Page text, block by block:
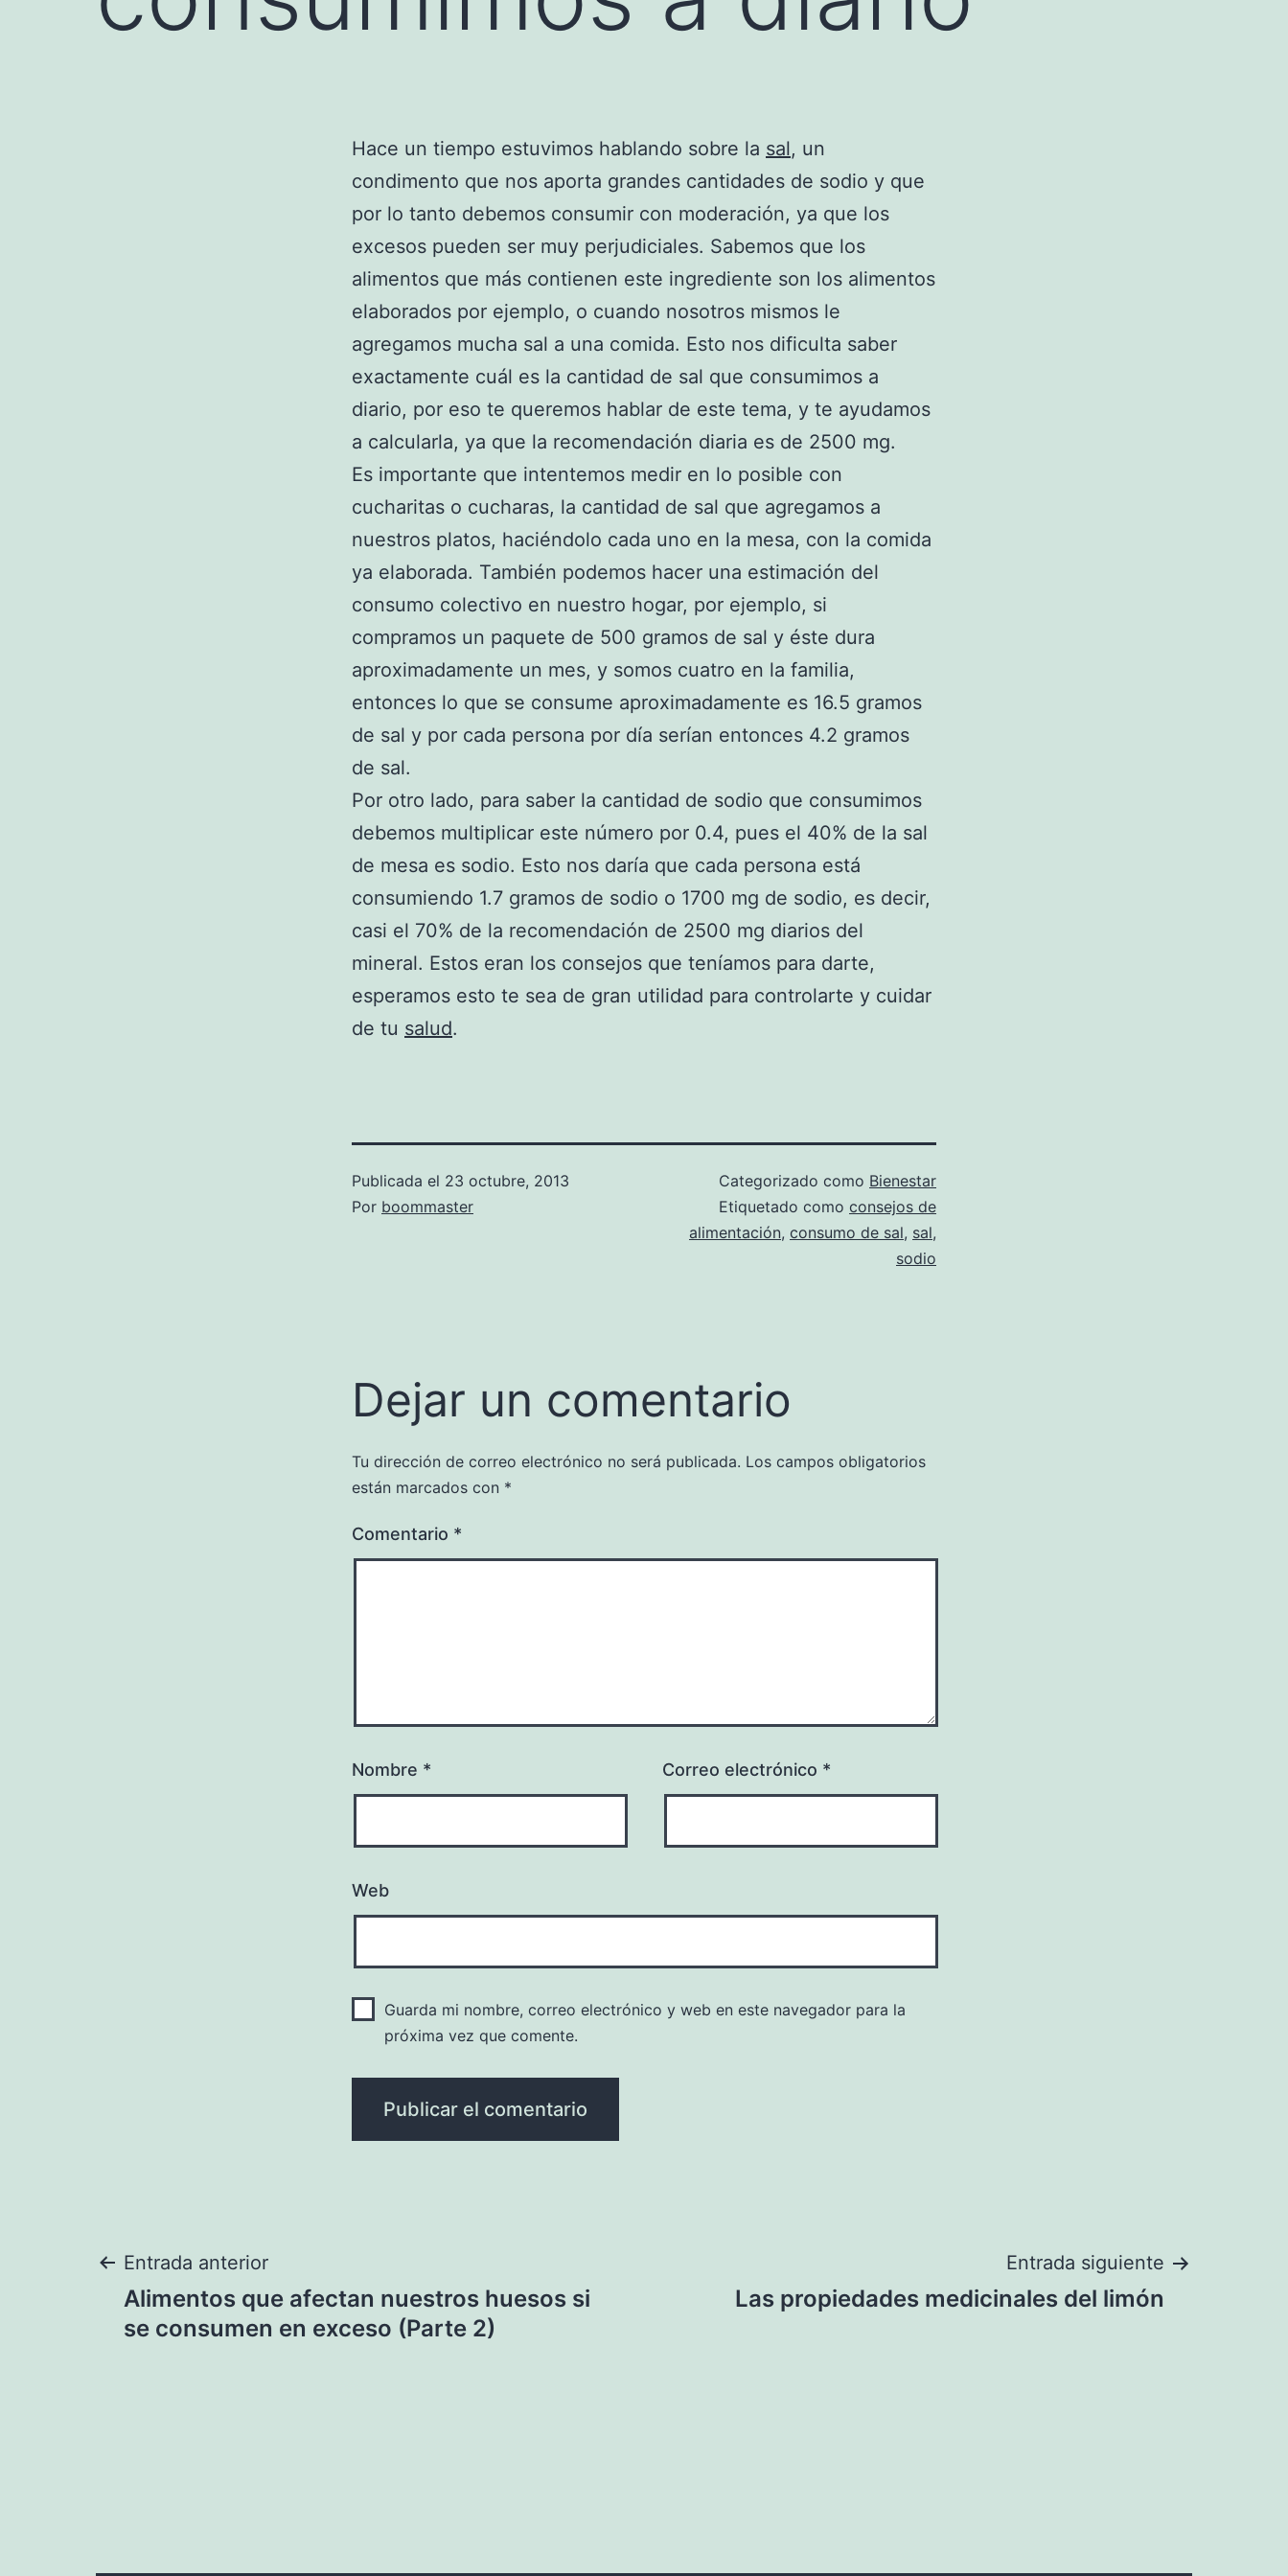
Hace un tiempo estuvimos hablando sobre la sal, un
condimento que nos aporta grandes cantidades de sodio y que
por lo tanto debemos consumir con moderación, ya que los
excesos pueden ser muy perjudiciales. Sabemos que los
alimentos que más contienen este ingrediente son los alimentos
elaborados por ejemplo, o cuando nosotros mismos le
agregamos mucha sal a una comida. Esto nos dificulta saber
exactamente cuál es la cantidad de sal que consumimos a
diario, por eso te queremos hablar de este tema, y te ayudamos
a calcularla, ya que la recomendación diaria es de 2500 mg.
Es importante que intentemos medir en lo posible con
cucharitas o cucharas, la cantidad de sal que agregamos a
nuestros platos, haciéndolo cada uno en la mesa, con la comida
ya elaborada. También podemos hacer una estimación del
consumo colectivo en nuestro hogar, por ejemplo, si
compramos un paquete de 500 gramos de sal y éste dura
aproximadamente un mes, y somos cuatro en la familia,
entonces lo que se consume aproximadamente es 16.5 gramos
de sal y por cada persona por día serían entonces 4.2 gramos
de sal.
Por otro lado, para saber la cantidad de sodio que consumimos
debemos multiplicar este número por 0.4, pues el 40% de la sal
de mesa es sodio. Esto nos daría que cada persona está
consumiendo 1.7 gramos de sodio o 1700 mg de sodio, es decir,
casi el 70% de la recomendación de 2500 mg diarios del
mineral. Estos eran los consejos que teníamos para darte,
esperamos esto te sea de gran utilidad para controlarte y cuidar
de tu salud.
Publicada el 23 octubre, 2013
Por boommaster
Categorizado como Bienestar
Etiquetado como consejos de
alimentación, consumo de sal, sal,
sodio
Dejar un comentario
Tu dirección de correo electrónico no será publicada. Los campos obligatorios
están marcados con *
Comentario *
Nombre * Correo electrónico *
Web
Guarda mi nombre, correo electrónico y web en este navegador para la
próxima vez que comente.
Navegación
de
Entrada anterior
Alimentos que afectan nuestros huesos si
se consumen en exceso (Parte 2)
Entrada siguiente
Las propiedades medicinales del limón